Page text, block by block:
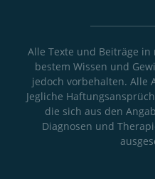
Alle Texte und Beiträge
bestem Wissen und
jedoch vorbehalten. Alle
Jegliche
die sich aus den
Diagnosen und